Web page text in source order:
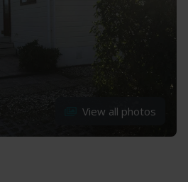
View all photos